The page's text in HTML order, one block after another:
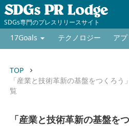
SDGs専門のプレスリリースサイト
17Goals テクノロジー アプ
TOP keyboard_arrow_right
「産業と技術革新の基盤をつくろ
覧
「産業と技術革新の基盤を